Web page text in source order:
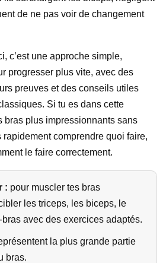
de ne pas voir de changement
c’est une approche simple,
progresser plus vite, avec des
preuves et des conseils utiles
Si tu es dans cette
bras plus impressionnants sans
rapidement comprendre quoi faire,
le faire correctement.
: pour muscler tes bras
les triceps, les biceps, le
avec des exercices adaptés.
la plus grande partie
bras.